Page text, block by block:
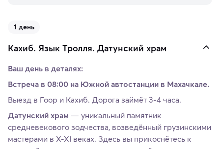
1 день
Кахиб. Язык Тролля. Датунский храм
Ваш день в деталях:
Встреча в 08:00 на Южной автостанции в Махачкале.
Выезд в Гоор и Кахиб. Дорога займёт 3-4 часа.
Датунский храм — уникальный памятник
средневекового зодчества, возведённый грузинскими
мастерами в X-XI веках. Здесь вы прикоснётесь к